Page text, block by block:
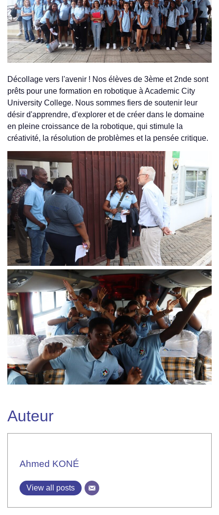
Décollage vers l'avenir ! Nos élèves de 3ème et 2nde sont
prêts pour une formation en robotique à Academic City
University College. Nous sommes fiers de soutenir leur
désir d'apprendre, d'explorer et de créer dans le domaine
en pleine croissance de la robotique, qui stimule la
créativité, la résolution de problèmes et la pensée critique.
Auteur
Ahmed KONÉ
View all posts